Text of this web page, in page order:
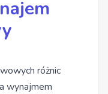
różnic
wynajmem